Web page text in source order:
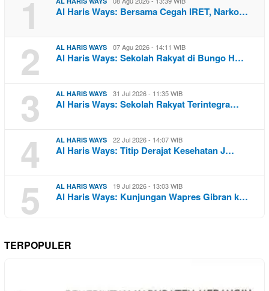
1 Al Haris Ways: Bersama Cegah IRET, Narko…
2 AL HARIS WAYS 07 Agu 2026 - 14:11 WIB
Al Haris Ways: Sekolah Rakyat di Bungo H…
3 AL HARIS WAYS 31 Jul 2026 - 11:35 WIB
Al Haris Ways: Sekolah Rakyat Terintegra…
4 AL HARIS WAYS 22 Jul 2026 - 14:07 WIB
Al Haris Ways: Titip Derajat Kesehatan J…
5 AL HARIS WAYS 19 Jul 2026 - 13:03 WIB
Al Haris Ways: Kunjungan Wapres Gibran k…
TERPOPULER